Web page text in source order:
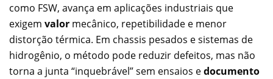
como FSW, avança em aplicações industriais que
exigem valor mecânico, repetibilidade e menor
distorção térmica. Em chassis pesados e sistemas de
hidrogênio, o método pode reduzir defeitos, mas não
torna a junta “inquebrável” sem ensaios edocumento